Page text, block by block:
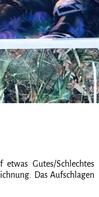
Gutes/Schlechtes
Das Aufschlagen